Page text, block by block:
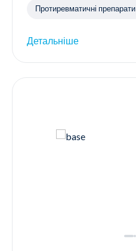
Протиревматичні препарати
Детальніше